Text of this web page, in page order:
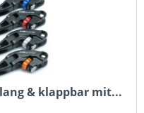
& klappbar mit...